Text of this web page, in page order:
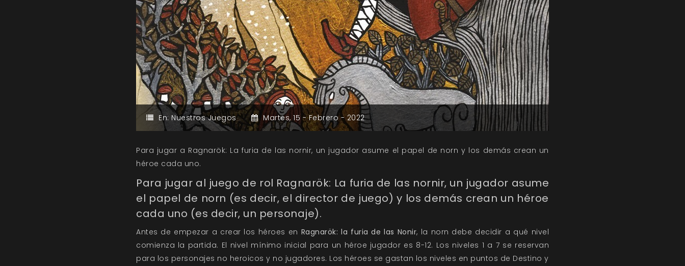
En: Nuestros Juegos Martes, 15 -Febrero -2022
Para jugar a Ragnarök: La furia de las nornir, un jugador asume el papel de norn y los demás crean un
héroe cada uno.
Para jugar al juego de rol Ragnarök: La furia de las nornir, un jugador asume
el papel de norn (es decir, el director de juego) y los demás crean un héroe
cada uno (es decir, un personaje).
Antes de empezar a crear los héroes en Ragnarök: la furia de las Nonir, la norn debe decidir a qué nivel
comienza la partida. El nivel mínimo inicial para un héroe jugador es 8-12. Los niveles 1 a 7 se reservan
para los personajes no heroicos y no jugadores. Los héroes se gastan los niveles en puntos de Destino y